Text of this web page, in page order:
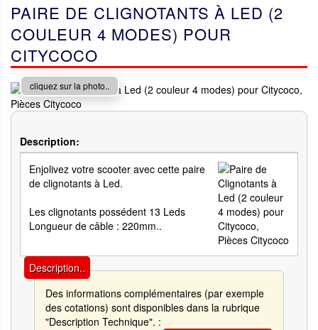
PAIRE DE CLIGNOTANTS À LED (2
COULEUR 4 MODES) POUR
CITYCOCO
cliquez sur la photo..
Description:
Enjolivez votre scooter avec cette paire
de clignotants à Led.
Les clignotants possédent 13 Leds
Longueur de câble : 220mm..
Description..
Des informations complémentaires (par exemple
des cotations) sont disponibles dans la rubrique
"Description Technique". :